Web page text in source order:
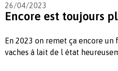
26/04/2023
Encore est toujours
En 2023 on remet ça encore
vaches à lait de l état